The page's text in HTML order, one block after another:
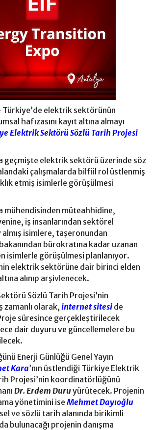
Türkiye’de elektrik sektörünün
hafızasını kayıt altına almayı
Elektrik Sektörü Sözlü Tarih Projesi
geçmişte elektrik sektörü üzerinde söz
çalışmalarda bilfiil rol üstlenmiş
etmiş isimlerle görüşülmesi
mühendisinden müteahhidine,
iş insanlarından sektörel
isimlere, taşeronundan
bürokratına kadar uzanan
isimlerle görüşülmesi planlanıyor.
elektrik sektörüne dair birinci elden
alınıp arşivlenecek.
Sözlü Tarih Projesi’nin
zamanlı olarak, internet sitesi de
Proje süresince gerçekleştirilecek
dair duyuru ve güncellemelere bu
Enerji Günlüğü Genel Yayın
Kara’nın üstlendiği Türkiye Elektrik
Projesi’nin koordinatörlüğünü
Dr. Erdem Duruyürütecek. Projenin
yönetimini ise Mehmet Dayıoğlu
ve sözlü tarih alanında birikimli
bulunacağı projenin danışma